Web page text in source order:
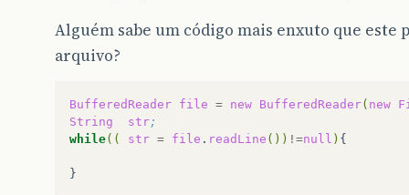
Alguém sabe um código mais enxuto que este
arquivo?
BufferedReader file = new BufferedReader( new
String
str;
while(( str = file . readLine ()) !=null )